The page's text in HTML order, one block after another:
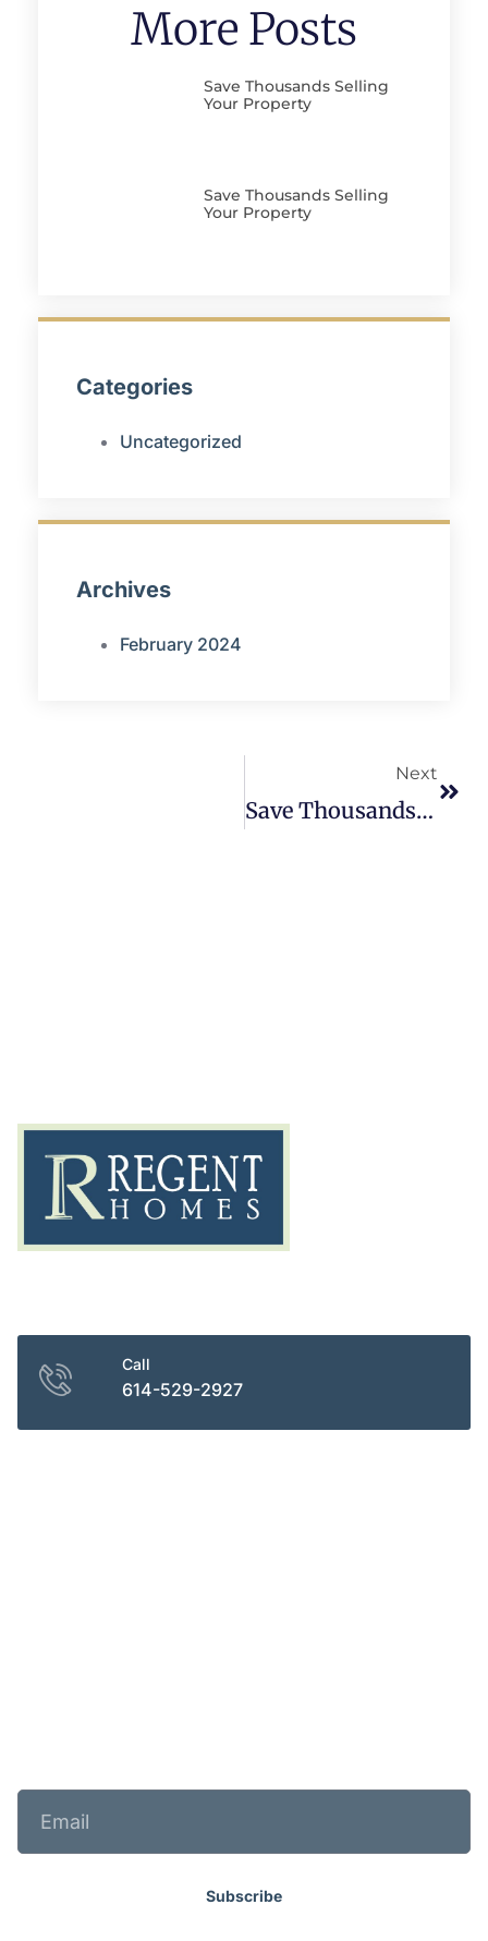
More Posts
Save Thousands Selling
Your Property
Save Thousands Selling
Your Property
Categories
Uncategorized
Archives
February 2024
Next
Save Thousands Selling Your Property
Call
614-529-2927
Subscribe